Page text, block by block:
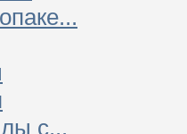
с...